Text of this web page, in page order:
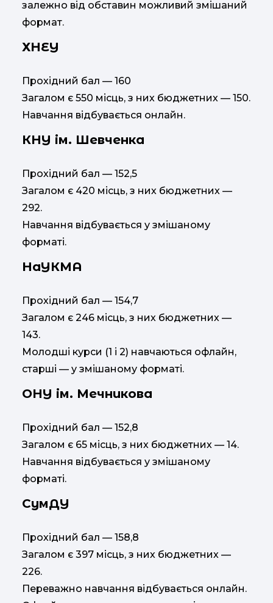
залежно від обставин можливий змішаний
формат.
ХНЕУ
Прохідний бал — 160
Загалом є 550 місць, з них бюджетних — 150.
Навчання відбувається онлайн.
КНУ ім. Шевченка
Прохідний бал — 152,5
Загалом є 420 місць, з них бюджетних —
292.
Навчання відбувається у змішаному
форматі.
НаУКМА
Прохідний бал — 154,7
Загалом є 246 місць, з них бюджетних —
143.
Молодші курси (1 і 2) навчаються офлайн,
старші — у змішаному форматі.
ОНУ ім. Мечникова
Прохідний бал — 152,8
Загалом є 65 місць, з них бюджетних — 14.
Навчання відбувається у змішаному
форматі.
СумДУ
Прохідний бал — 158,8
Загалом є 397 місць, з них бюджетних —
226.
Переважно навчання відбувається онлайн.